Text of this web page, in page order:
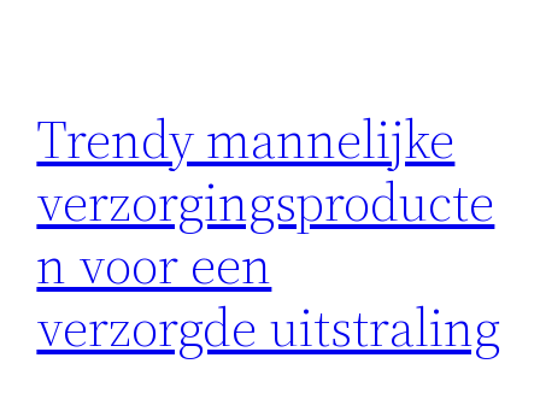
Trendy mannelijke
verzorgingsproducte
n voor een
verzorgde uitstraling